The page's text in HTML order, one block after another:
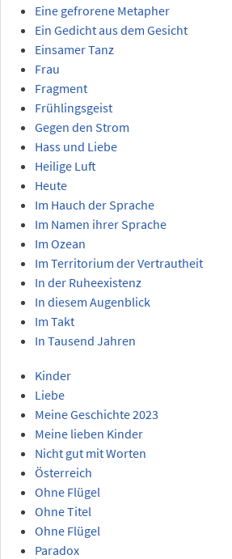
Eine gefrorene Metapher
Ein Gedicht aus dem Gesicht
Einsamer Tanz
Frau
Fragment
Frühlingsgeist
Gegen den Strom
Hass und Liebe
Heilige Luft
Heute
Im Hauch der Sprache
Im Namen ihrer Sprache
Im Ozean
Im Territorium der Vertrautheit
In der Ruheexistenz
In diesem Augenblick
Im Takt
In Tausend Jahren
Kinder
Liebe
Meine Geschichte 2023
Meine lieben Kinder
Nicht gut mit Worten
Österreich
Ohne Flügel
Ohne Titel
Ohne Flügel
Paradox